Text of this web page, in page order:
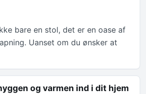
bare en stol, det er en oase af
Uanset om du ønsker at
og varmen ind i dit hjem